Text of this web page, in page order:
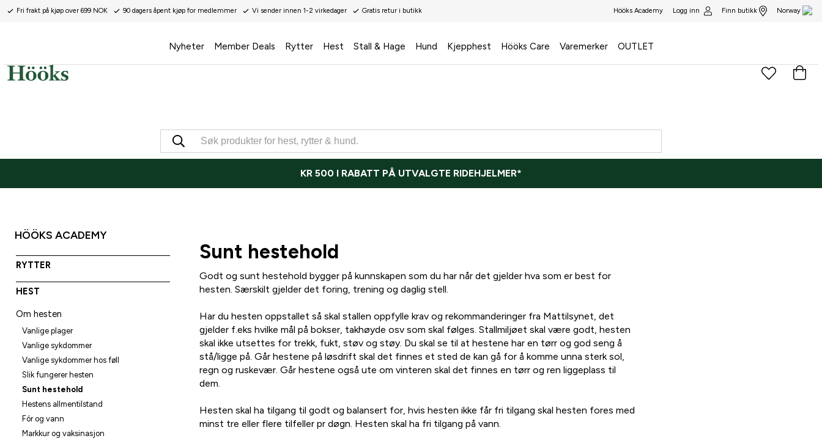
Fri frakt på kjøp over 699 NOK 90 dagers åpent kjøp for medlemmer Vi sender innen 1-2 virkedager Gratis retur i butikk Hööks Academy Logg inn Finn butikk Norway
Nyheter Member Deals Rytter Hest Stall & Hage Hund Kjepphest Hööks Care Varemerker OUTLET
KR 500 I RABATT PÅ UTVALGTE RIDEHJELMER*
HÖÖKS ACADEMY
RYTTER
HEST
Om hesten
Vanlige plager
Vanlige sykdommer
Vanlige sykdommer hos føll
Slik fungerer hesten
Sunt hestehold
Hestens allmentilstand
Fór og vann
Markkur og vaksinasjon
Sunt hestehold
Godt og sunt hestehold bygger på kunnskapen som du har når det gjelder hva som er best for
hesten. Særskilt gjelder det foring, trening og daglig stell.
Har du hesten oppstallet så skal stallen oppfylle krav og rekommanderinger fra Mattilsynet, det
gjelder f.eks hvilke mål på bokser, takhøyde osv som skal følges. Stallmiljøet skal være godt, hesten
skal ikke utsettes for trekk, fukt, støv og støy. Du skal se til at hestene har en tørr og god seng å
stå/ligge på. Går hestene på løsdrift skal det finnes et sted de kan gå for å komme unna sterk sol,
regn og ruskevær. Går hestene også ute om vinteren skal det finnes en tørr og ren liggeplass til
dem.
Hesten skal ha tilgang til godt og balansert for, hvis hesten ikke får fri tilgang skal hesten fores med
minst tre eller flere tilfeller pr døgn. Hesten skal ha fri tilgang på vann.